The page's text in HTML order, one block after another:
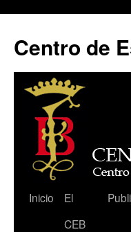
Centro de
Saltar
Inicio
El
CEB